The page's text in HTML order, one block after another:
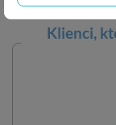
Klienci,